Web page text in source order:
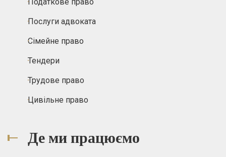
Послуги адвоката
Сімейне право
Тендери
Трудове право
Цивільне право
Де ми працюємо